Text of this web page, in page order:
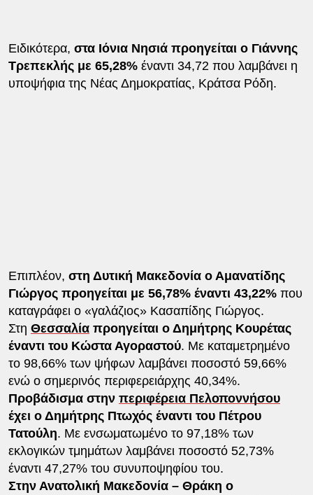
Ειδικότερα, στα Ιόνια Νησιά προηγείται ο Γιάννης
Τρεπεκλής με 65,28%έναντι 34,72 που λαμβάνει η
υποψήφια της Νέας Δημοκρατίας, Κράτσα Ρόδη.
Επιπλέον, στη Δυτική Μακεδονία ο Αμανατίδης
Γιώργος προηγείται με 56,78% έναντι 43,22%που
καταγράφει ο «γαλάζιος» Κασαπίδης Γιώργος.
Στη Θεσσαλίαπροηγείται ο Δημήτρης Κουρέτας
έναντι του Κώστα Αγοραστού. Με καταμετρημένο
το 98,66% των ψήφων λαμβάνει ποσοστό 59,66%
ενώ ο σημερινός περιφερειάρχης 40,34%.
Προβάδισμα στην περιφέρεια Πελοποννήσου
έχει ο Δημήτρης Πτωχός έναντι του Πέτρου
Τατούλη. Με ενσωματωμένο το 97,18% των
εκλογικών τμημάτων λαμβάνει ποσοστό 52,73%
έναντι 47,27% του συνυποψηφίου του.
Στην Ανατολική Μακεδονία – Θράκη ο